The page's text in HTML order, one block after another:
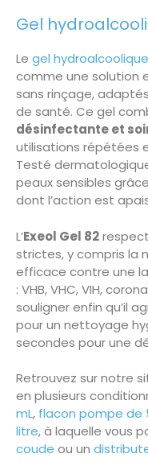
Gel
Le gel
comme une solution
sans rinçage,
de santé. Ce gel
désinfectante et
utilisations répétées
Testé
peaux sensibles
dont l’action est
L’Exeol Gel 82
strictes, y compris la
efficace contre une
: VHB, VHC, VIH,
souligner enfin qu’il
pour un nettoyage
secondes pour une
Retrouvez sur notre
en plusieurs
mL, flacon pompe de
litre, à laquelle vous
coude ou un